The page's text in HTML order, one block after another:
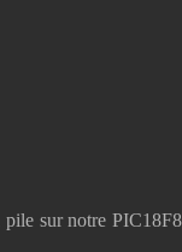
sur notre